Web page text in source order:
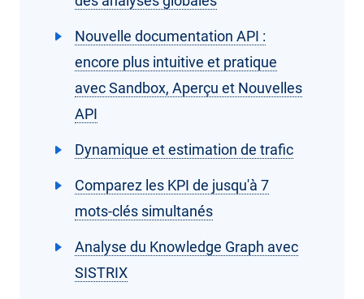
Nouvelle documentation API :
encore plus intuitive et pratique
avec Sandbox, Aperçu et Nouvelles
API
Dynamique et estimation de trafic
Comparez les KPI de jusqu'à 7
mots-clés simultanés
Analyse du Knowledge Graph avec
SISTRIX